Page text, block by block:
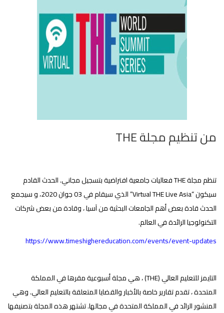
من تنظيم مجلة THE
تنظم مجلة THE فعاليات جامعية افتراضية بتسجيل مجاني. الحدث القادم
سيكون “Virtual THE Live Asia” الذي سيقام في 03 جوان 2020، و
سيجمع
الحدث قادة بعض أهم الجامعات البحثية من آسيا ، وقادة من بعض شركات
التكنولوجيا الرائدة في العالم.
https://www.timeshighereducation.com/events/event-updates
التايمز للتعليم العالي (THE) ، هي مجلة أسبوعية مقرها في المملكة
المتحدة ، تقدم تقارير خاصة بالأخبار والقضايا المتعلقة بالتعليم العالي. وهي
المنشور الرائد في المملكة المتحدة في مجالها. تشتهر هذه المجلة بتصنيفها